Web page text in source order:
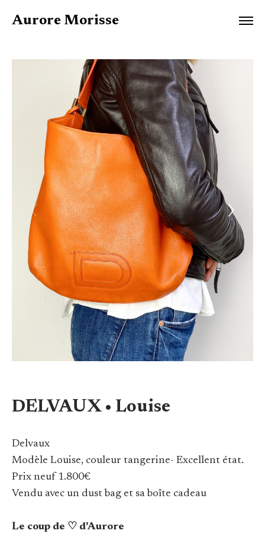
Aurore Morisse
DELVAUX • Louise
Delvaux
Modèle Louise, couleur tangerine- Excellent état.
Prix neuf 1.800€
Vendu avec un dust bag et sa boîte cadeau
Le coup de ♡ d'Aurore